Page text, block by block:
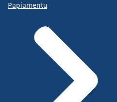
Papiamentu